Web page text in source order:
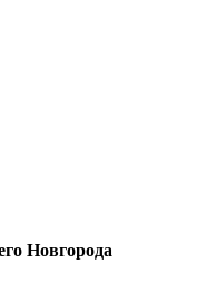
Новгорода